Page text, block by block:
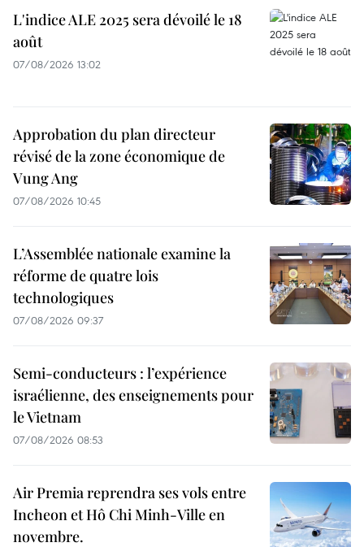
L'indice ALE 2025 sera dévoilé le 18
août
07/08/2026 13:02
Approbation du plan directeur
révisé de la zone économique de
Vung Ang
07/08/2026 10:45
L’Assemblée nationale examine la
réforme de quatre lois
technologiques
07/08/2026 09:37
Semi-conducteurs : l’expérience
israélienne, des enseignements pour
le Vietnam
07/08/2026 08:53
Air Premia reprendra ses vols entre
Incheon et Hô Chi Minh-Ville en
novembre.